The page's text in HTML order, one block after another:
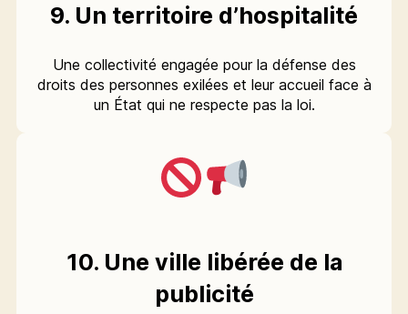
9. Un territoire d’hospitalité
Une collectivité engagée pour la défense des
droits des personnes exilées et leur accueil face à
un État qui ne respecte pas la loi.
10. Une ville libérée de la
publicité